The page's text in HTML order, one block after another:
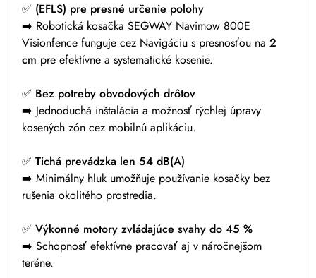
✅ (EFLS) pre presné určenie polohy
➡️ Robotická kosačka SEGWAY Navimow 800E
Visionfence funguje cez Navigáciu s presnosťou na 2
cm pre efektívne a systematické kosenie.
✅ Bez potreby obvodových drôtov
➡️ Jednoduchá inštalácia a možnosť rýchlej úpravy
kosených zón cez mobilnú aplikáciu.
✅ Tichá prevádzka len 54 dB(A)
➡️ Minimálny hluk umožňuje používanie kosačky bez
rušenia okolitého prostredia.
✅ Výkonné motory zvládajúce svahy do 45 %
➡️ Schopnosť efektívne pracovať aj v náročnejšom
teréne.